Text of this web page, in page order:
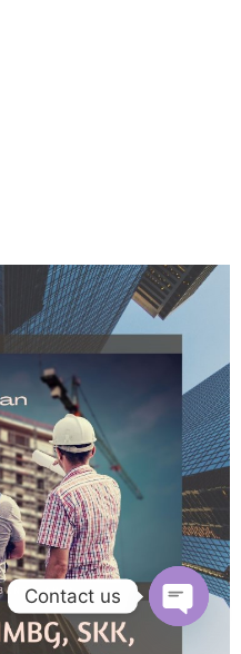
Contact us
Open